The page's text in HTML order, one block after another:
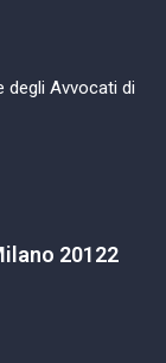
degli Avvocati di
20122